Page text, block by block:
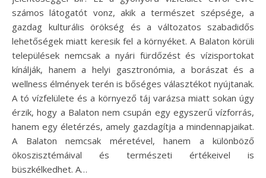
számos látogatót vonz, akik a természet szépsége, a
gazdag kulturális örökség és a változatos szabadidős
lehetőségek miatt keresik fel a környéket. A Balaton körüli
települések nemcsak a nyári fürdőzést és vízisportokat
kínálják, hanem a helyi gasztronómia, a borászat és a
wellness élmények terén is bőséges választékot nyújtanak.
A tó vízfelülete és a környező táj varázsa miatt sokan úgy
érzik, hogy a Balaton nem csupán egy egyszerű vízforrás,
hanem egy életérzés, amely gazdagítja a mindennapjaikat.
A Balaton nemcsak méretével, hanem a különböző
ökoszisztémáival és természeti értékeivel is
büszkélkedhet. A…